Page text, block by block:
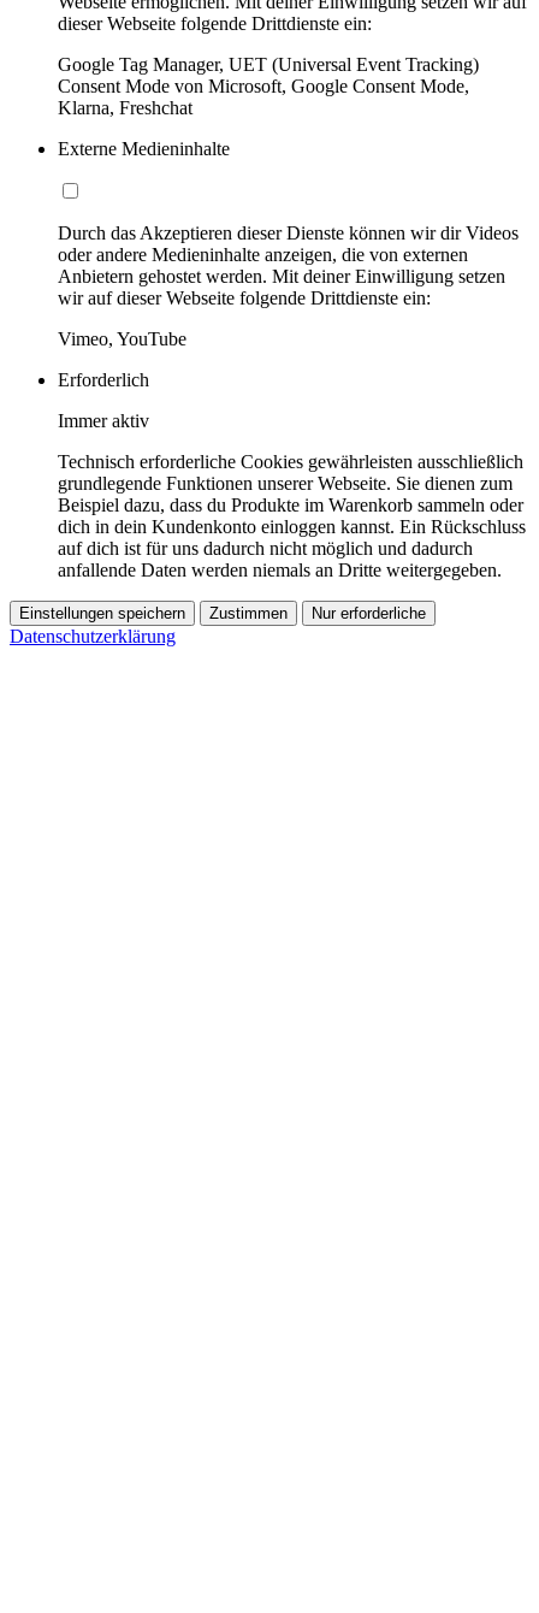
dieser Webseite folgende Drittdienste ein:
Google Tag Manager, UET (Universal Event Tracking)
Consent Mode von Microsoft, Google Consent Mode,
Klarna, Freshchat
Externe Medieninhalte
Durch das Akzeptieren dieser Dienste können wir dir Videos
oder andere Medieninhalte anzeigen, die von externen
Anbietern gehostet werden. Mit deiner Einwilligung setzen
wir auf dieser Webseite folgende Drittdienste ein:
Vimeo, YouTube
Erforderlich
Immer aktiv
Technisch erforderliche Cookies gewährleisten ausschließlich
grundlegende Funktionen unserer Webseite. Sie dienen zum
Beispiel dazu, dass du Produkte im Warenkorb sammeln oder
dich in dein Kundenkonto einloggen kannst. Ein Rückschluss
auf dich ist für uns dadurch nicht möglich und dadurch
anfallende Daten werden niemals an Dritte weitergegeben.
Einstellungen speichern Zustimmen Nur erforderliche
Datenschutzerklärung